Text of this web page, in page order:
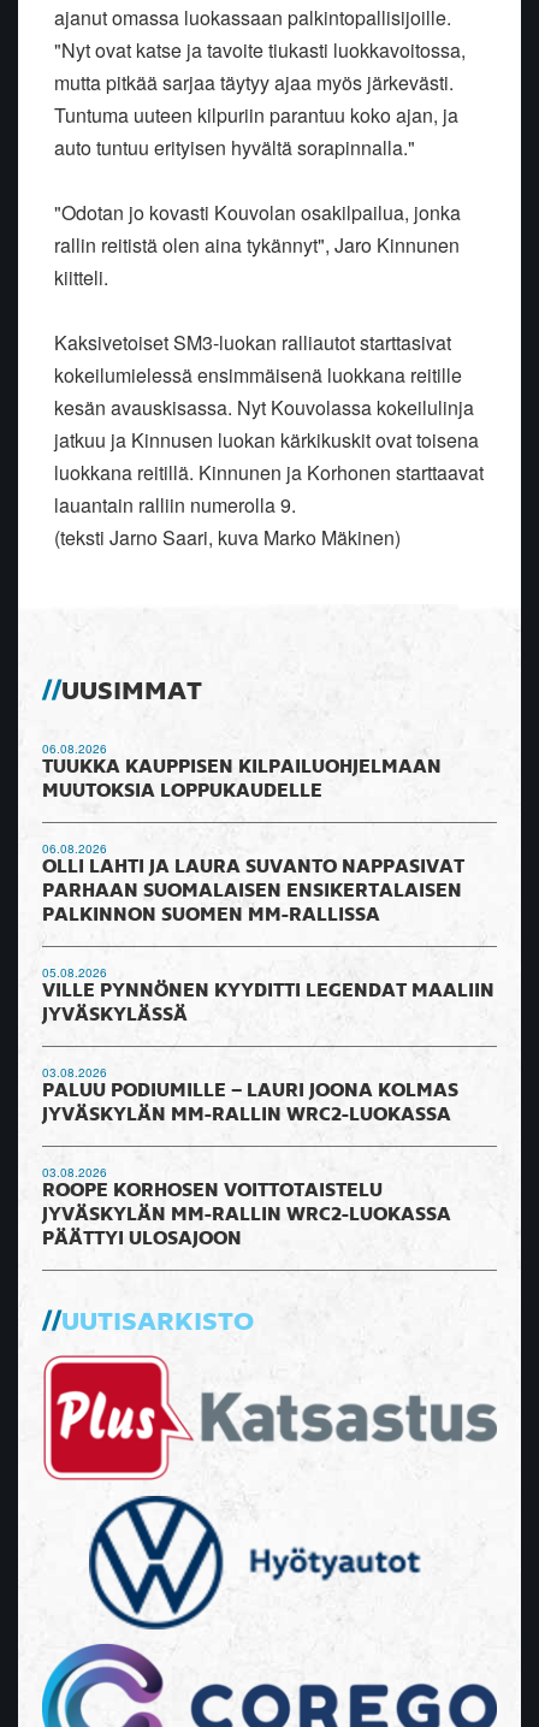
ajanut omassa luokassaan palkintopallisijoille.
"Nyt ovat katse ja tavoite tiukasti luokkavoitossa,
mutta pitkää sarjaa täytyy ajaa myös järkevästi.
Tuntuma uuteen kilpuriin parantuu koko ajan, ja
auto tuntuu erityisen hyvältä sorapinnalla."
"Odotan jo kovasti Kouvolan osakilpailua, jonka
rallin reitistä olen aina tykännyt", Jaro Kinnunen
kiitteli.
Kaksivetoiset SM3-luokan ralliautot starttasivat
kokeilumielessä ensimmäisenä luokkana reitille
kesän avauskisassa. Nyt Kouvolassa kokeilulinja
jatkuu ja Kinnusen luokan kärkikuskit ovat toisena
luokkana reitillä. Kinnunen ja Korhonen starttaavat
lauantain ralliin numerolla 9.
(teksti Jarno Saari, kuva Marko Mäkinen)
UUSIMMAT
06.08.2026
TUUKKA KAUPPISEN KILPAILUOHJELMAAN
MUUTOKSIA LOPPUKAUDELLE
06.08.2026
OLLI LAHTI JA LAURA SUVANTO NAPPASIVAT
PARHAAN SUOMALAISEN ENSIKERTALAISEN
PALKINNON SUOMEN MM-RALLISSA
05.08.2026
VILLE PYNNÖNEN KYYDITTI LEGENDAT MAALIIN
JYVÄSKYLÄSSÄ
03.08.2026
PALUU PODIUMILLE – LAURI JOONA KOLMAS
JYVÄSKYLÄN MM-RALLIN WRC2-LUOKASSA
03.08.2026
ROOPE KORHOSEN VOITTOTAISTELU
JYVÄSKYLÄN MM-RALLIN WRC2-LUOKASSA
PÄÄTTYI ULOSAJOON
UUTISARKISTO